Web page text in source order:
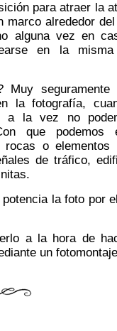
para atraer la
marco alrededor
alguna vez en
en la
Muy seguramente
la fotografía,
a la vez no
que podemos
rocas o elementos
de tráfico,
la foto por
a la hora de
un